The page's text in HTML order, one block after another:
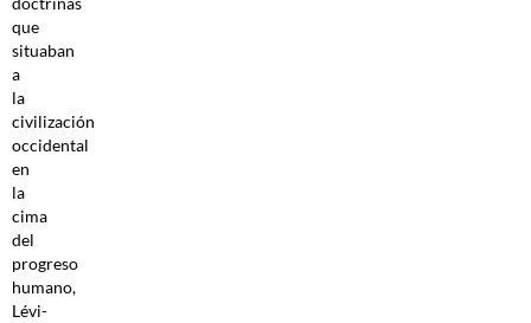
que
situaban
a
la
civilización
occidental
en
la
cima
del
progreso
humano,
Lévi-